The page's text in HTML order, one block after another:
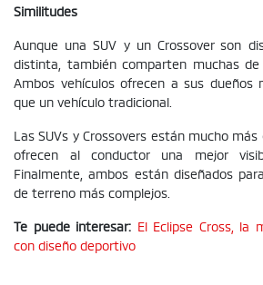
Similitudes
Aunque una SUV y un Crossover son
distinta, también comparten muchas de
Ambos vehículos ofrecen a sus dueños
que un vehículo tradicional.
Las SUVs y Crossovers están mucho
ofrecen al conductor una mejor
Finalmente, ambos están diseñados
de terreno más complejos.
Te puede interesar: El Eclipse Cross, la
con diseño deportivo